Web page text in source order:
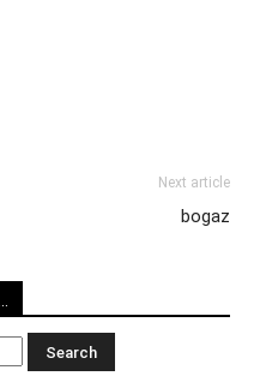
Next article
bogaz